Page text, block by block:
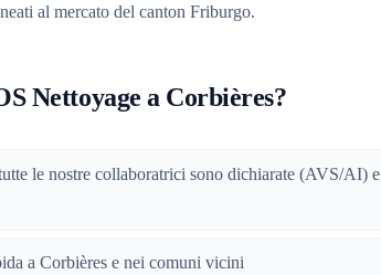
al mercato del canton Friburgo.
Nettoyage a Corbières?
le nostre collaboratrici sono dichiarate (AVS/AI) e
a Corbières e nei comuni vicini